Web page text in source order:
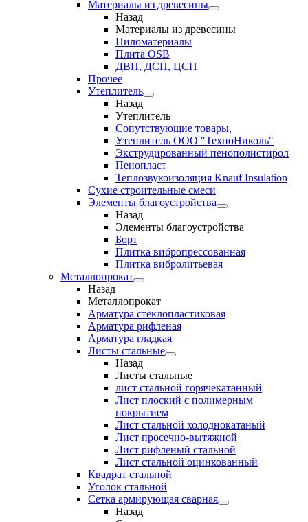
Материалы из древесины
Назад
Материалы из древесины
Пиломатериалы
Плита OSB
ДВП, ДСП, ЦСП
Прочее
Утеплитель
Назад
Утеплитель
Сопутствующие товары,
Утеплитель ООО "ТехноНиколь"
Экструдированный пенополистирол
Пенопласт
Теплозвукоизоляция Knauf Insulation
Сухие строительные смеси
Элементы благоустройства
Назад
Элементы благоустройства
Борт
Плитка вибропрессованная
Плитка вибролитьевая
Металлопрокат
Назад
Металлопрокат
Арматура стеклопластиковая
Арматура рифленая
Арматура гладкая
Листы стальные
Назад
Листы стальные
лист стальной горячекатанный
Лист плоский с полимерным
покрытием
Лист стальной холоднокатаный
Лист просечно-вытяжной
Лист рифленый стальной
Лист стальной оцинкованный
Квадрат стальной
Уголок стальной
Сетка армирующая сварная
Назад